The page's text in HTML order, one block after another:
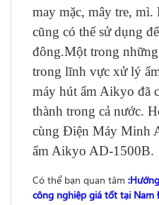
may mặc, mây tre,
cũng có thể sử dụng
đông.Một trong
trong lĩnh vực xử lý
máy hút ẩm Aikyo đã
thành trong cả nước.
cùng Điện Máy Minh
ẩm Aikyo AD-1500B.
Có thể bạn quan tâm :
công nghiệp giá tốt tại Nam